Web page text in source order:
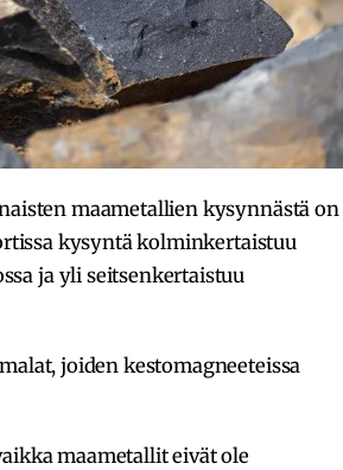
maametallien kysynnästä on
kysyntä kolminkertaistuu
ja yli seitsenkertaistuu
joiden kestomagneeteissa
maametallit eivät ole